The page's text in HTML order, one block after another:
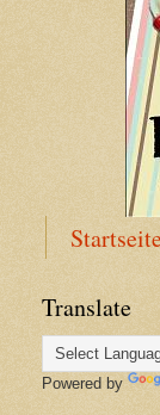
Translate
Powered by